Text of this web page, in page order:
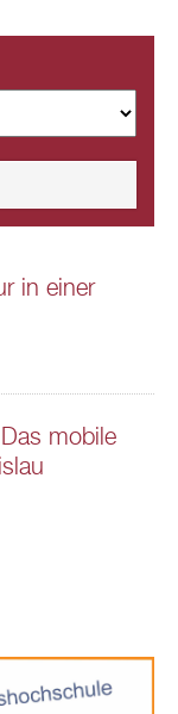
in einer
mobile